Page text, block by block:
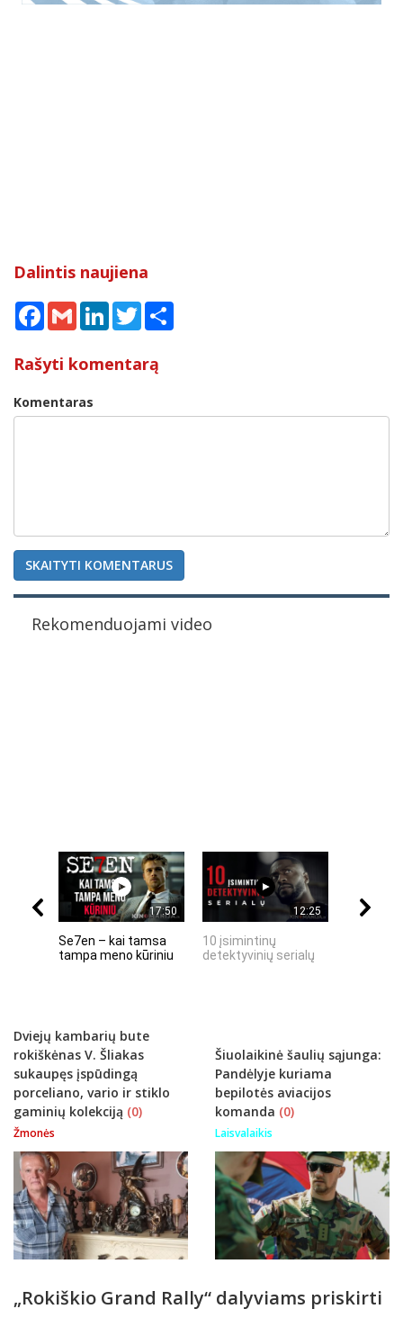
Dalintis naujiena
Facebook
Gmail LinkedInTwitter
Rašyti komentarą
Komentaras
SKAITYTI KOMENTARUS
Rekomenduojami video
17:50
Se7en – kai tamsa
tampa meno kūriniu
12:25
10 įsimintinų
detektyvinių serialų
Dviejų kambarių bute
rokiškėnas V. Šliakas
sukaupęs įspūdingą
porceliano, vario ir stiklo
gaminių kolekciją (0)
Žmonės
Šiuolaikinė šaulių sąjunga:
Pandėlyje kuriama
bepilotės aviacijos
komanda (0)
Laisvalaikis
„Rokiškio Grand Rally“ dalyviams priskirti